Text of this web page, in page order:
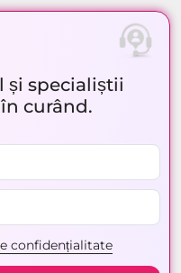
și specialiștii
curând.
confidențialitate